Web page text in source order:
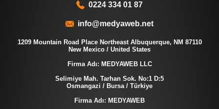
0224 334 01 87
info@medyaweb.net
1209 Mountain Road Place Northeast Albuquerque, NM 87110
New Mexico / United States
Firma Adı: MEDYAWEB LLC
Selimiye Mah. Tarhan Sok. No:1 D:5
Osmangazi / Bursa / Türkiye
Firma Adı: MEDYAWEB